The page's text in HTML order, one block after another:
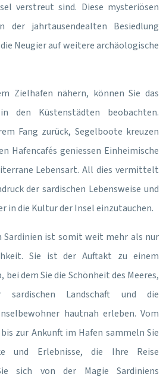
verstreut sind. Diese mysteriösen
der jahrtausendealten Besiedlung
Neugier auf weitere archäologische
Zielhafen nähern, können Sie das
den Küstenstädten beobachten.
Fang zurück, Segelboote kreuzen
Hafencafés geniessen Einheimische
Lebensart. All dies vermittelt
der sardischen Lebensweise und
in die Kultur der Insel einzutauchen.
Sardinien ist somit weit mehr als nur
Sie ist der Auftakt zu einem
dem Sie die Schönheit des Meeres,
sardischen Landschaft und die
hautnah erleben. Vom
zur Ankunft im Hafen sammeln Sie
und Erlebnisse, die Ihre Reise
sich von der Magie Sardiniens